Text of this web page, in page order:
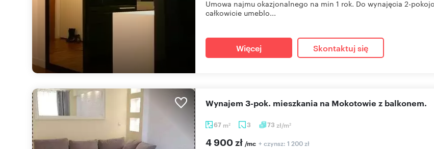
Umowa najmu okazjonalnego na min 1 rok. Do wynajęcia 2-
całkowicie umeblo...
Więcej Skontaktuj się
67 m2 3 73 zł/m2
Wynajem 3-pok. mieszkania na Mokotowie z balkonem.
4 900 zł /mc + czynsz: 1 200 zł